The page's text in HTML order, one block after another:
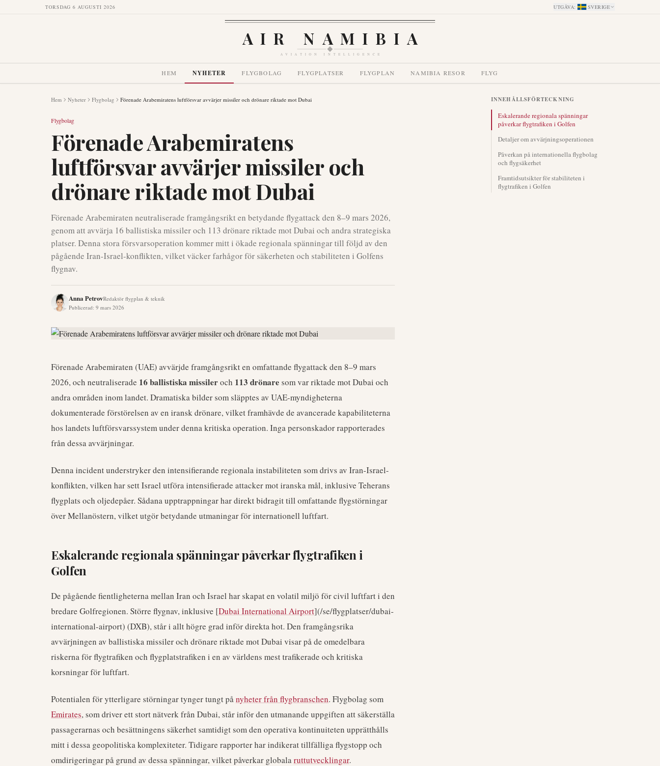
TORSDAG 6 AUGUSTI 2026 UTGÅVA: SVERIGE
AIR NAMIBIA
AVIATION INTELLIGENCE
HEM NYHETER FLYGBOLAG FLYGPLATSER FLYGPLAN NAMIBIA RESOR FLYG
Hem Nyheter Flygbolag Förenade Arabemiratens luftförsvar avvärjer missiler och drönare riktade mot Dubai
Flygbolag
Förenade Arabemiratens
luftförsvar avvärjer missiler och
drönare riktade mot Dubai
Förenade Arabemiraten neutraliserade framgångsrikt en betydande flygattack den 8–9 mars 2026,
genom att avvärja 16 ballistiska missiler och 113 drönare riktade mot Dubai och andra strategiska
platser. Denna stora försvarsoperation kommer mitt i ökade regionala spänningar till följd av den
pågående Iran-Israel-konflikten, vilket väcker farhågor för säkerheten och stabiliteten i Golfens
flygnav.
Anna PetrovRedaktör flygplan & teknik
Publicerad: 9 mars 2026
Förenade Arabemiraten (UAE) avvärjde framgångsrikt en omfattande flygattack den 8–9 mars
2026, och neutraliserade 16 ballistiska missileroch 113 drönare som var riktade mot Dubai och
andra områden inom landet. Dramatiska bilder som släpptes av UAE-myndigheterna
dokumenterade förstörelsen av en iransk drönare, vilket framhävde de avancerade kapabiliteterna
hos landets luftförsvarssystem under denna kritiska operation. Inga personskador rapporterades
från dessa avvärjningar.
Denna incident understryker den intensifierande regionala instabiliteten som drivs av Iran-Israel-
konflikten, vilken har sett Israel utföra intensifierade attacker mot iranska mål, inklusive Teherans
flygplats och oljedepåer. Sådana upptrappningar har direkt bidragit till omfattande flygstörningar
över Mellanöstern, vilket utgör betydande utmaningar för internationell luftfart.
Eskalerande regionala spänningar påverkar flygtrafiken i
Golfen
De pågående fientligheterna mellan Iran och Israel har skapat en volatil miljö för civil luftfart i den
bredare Golfregionen. Större flygnav, inklusive [Dubai International Airport](/se/flygplatser/dubai-
international-airport) (DXB), står i allt högre grad inför direkta hot. Den framgångsrika
avvärjningen av ballistiska missiler och drönare riktade mot Dubai visar på de omedelbara
riskerna för flygtrafiken och flygplatstrafiken i en av världens mest trafikerade och kritiska
korsningar för luftfart.
Potentialen för ytterligare störningar tynger tungt pånyheter från flygbranschen. Flygbolag som
Emirates, som driver ett stort nätverk från Dubai, står inför den utmanande uppgiften att säkerställa
passagerarnas och besättningens säkerhet samtidigt som den operativa kontinuiteten upprätthålls
mitt i dessa geopolitiska komplexiteter. Tidigare rapporter har indikerat tillfälliga flygstopp och
omdirigeringar på grund av dessa spänningar, vilket påverkar globalaruttutvecklingar.
INNEHÅLLSFÖRTECKNING
Eskalerande regionala spänningar
påverkar flygtrafiken i Golfen
Detaljer om avvärjningsoperationen
Påverkan på internationella flygbolag
och flygsäkerhet
Framtidsutsikter för stabiliteten i
flygtrafiken i Golfen